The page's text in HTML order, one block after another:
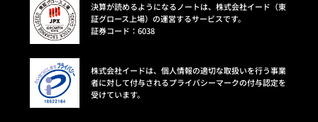
決算が読めるようになるノートは、株式会社イード（東
証グロース上場）の運営するサービスです。
証券コード：6038
株式会社イードは、個人情報の適切な取扱いを行う事業
者に対して付与されるプライバシーマークの付与認定を
受けています。